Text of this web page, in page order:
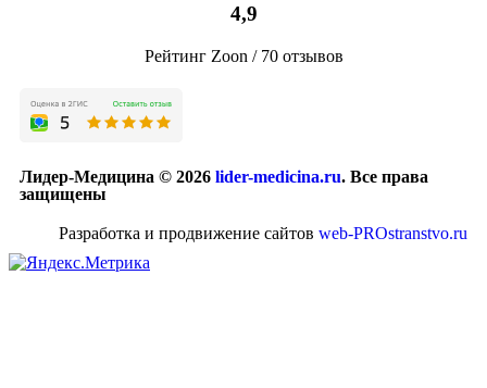
4,9
Рейтинг Zoon / 70 отзывов
Лидер-Медицина © 2026 lider-medicina.ru. Все права
защищены
Разработка и продвижение сайтов web-PROstranstvo.ru